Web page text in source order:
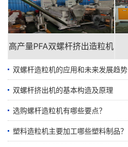
高产量PFA双螺杆挤出造粒机
双螺杆造粒机的应用和未来发展趋势
双螺杆挤出机的基本构造及原理
选购螺杆造粒机有哪些要点？
塑料造粒机主要加工哪些塑料制品？